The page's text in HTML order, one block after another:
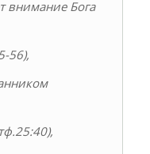
внимание Бога
56),